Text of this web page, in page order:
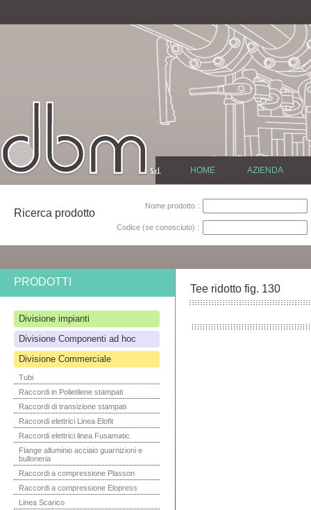
HOME AZIENDA
Ricerca prodotto
Nome prodotto :
Codice (se conosciuto) :
PRODOTTI
Divisione impianti
Divisione Componenti ad hoc
Divisione Commerciale
Tubi
Raccordi in Polietilene stampati
Raccordi di transizione stampati
Raccordi elettrici Linea Elofit
Raccordi elettrici linea Fusamatic
Flange alluminio acciaio guarnizioni e
bulloneria
Raccordi a compressione Plasson
Raccordi a compressione Elopress
Linea Scarico
Tee ridotto fig. 130